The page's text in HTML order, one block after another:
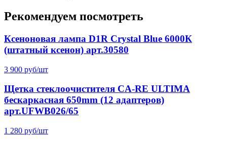
Рекомендуем посмотреть
Ксеноновая лампа D1R Crystal Blue 6000К
(штатный ксенон) арт.30580
3 900 руб/шт
Щетка стеклоочистителя CA-RE ULTIMA
бескаркасная 650mm (12 адаптеров)
арт.UFWB026/65
1 280 руб/шт